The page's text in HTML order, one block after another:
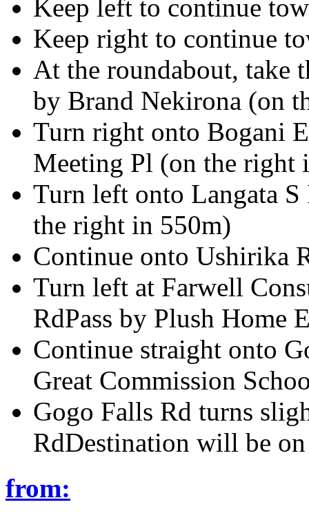
Keep left to continue
Keep right to continue
At the roundabout, take
by Brand Nekirona (on
Turn right onto Bogani
Meeting Pl (on the right
Turn left onto Langata
the right in 550m)
Continue onto Ushirika
Turn left at Farwell
RdPass by Plush Home
Continue straight onto
Great Commission
Gogo Falls Rd turns
RdDestination will be
from: